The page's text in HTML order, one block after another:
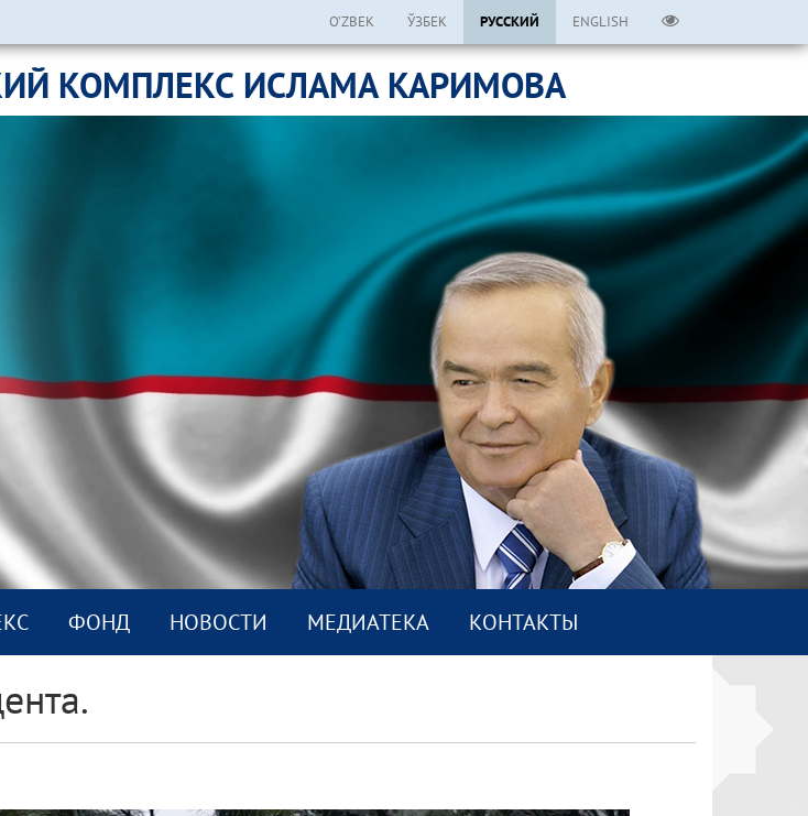
O’ZBEK ЎЗБЕК РУССКИЙ ENGLISH
КОМПЛЕКС ИСЛАМА КАРИМОВА
ФОНД НОВОСТИ МEДИАТEКА КОНТАКТЫ